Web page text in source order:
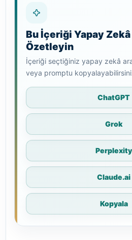
Bu İçeriği Yapay
Özetleyin
İçeriği seçtiğiniz yapay zekâ
veya promptu
ChatGPT
Grok
Perplexity
Claude.ai
Kopyala